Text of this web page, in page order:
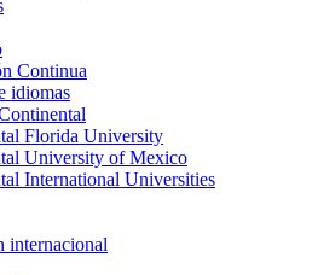
Continua
idiomas
Florida University
University of Mexico
International Universities
internacional